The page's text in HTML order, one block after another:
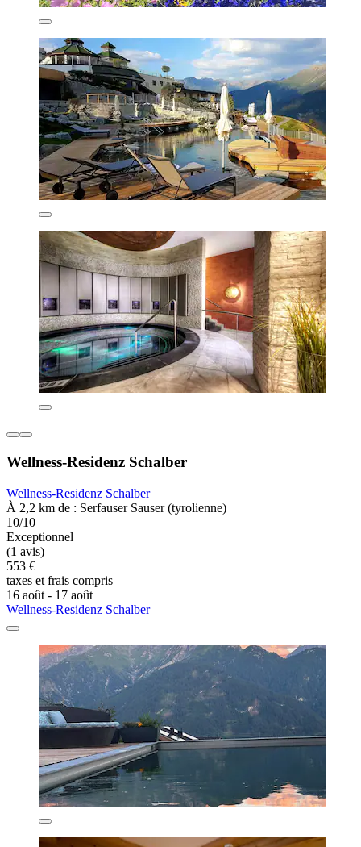
Wellness-Residenz Schalber
Wellness-Residenz Schalber
À 2,2 km de : Serfauser Sauser (tyrolienne)
10/10
Exceptionnel
(1 avis)
553 €
taxes et frais compris
16 août - 17 août
Wellness-Residenz Schalber